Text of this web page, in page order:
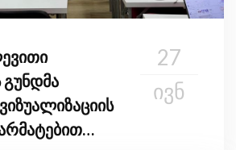
გუნდმა
27
ᲘᲕᲜ